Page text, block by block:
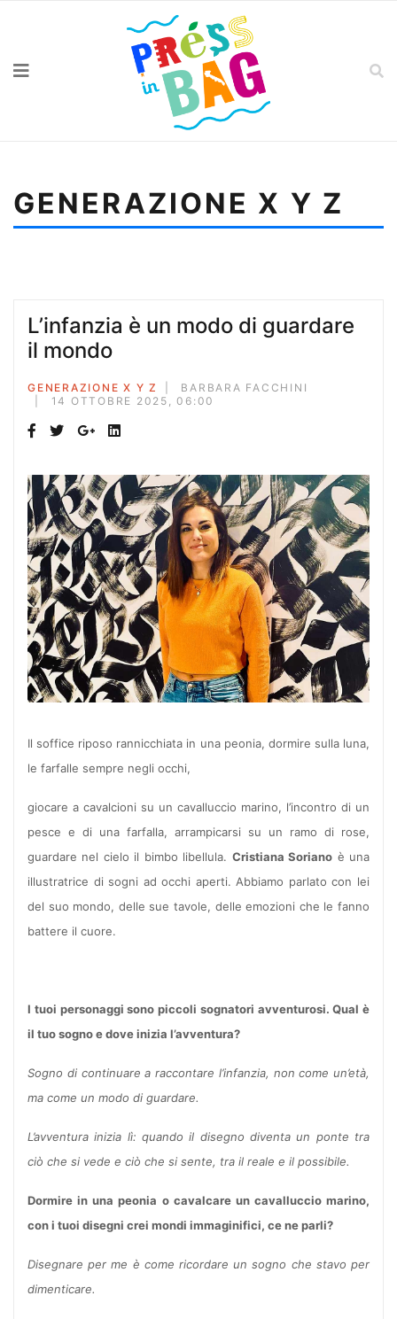
GENERAZIONE X Y Z
L’infanzia è un modo di guardare
il mondo
GENERAZIONE X Y Z
BARBARA FACCHINI
14 OTTOBRE 2025, 06:00
Il soffice riposo rannicchiata in una peonia, dormire sulla luna,
le farfalle sempre negli occhi,
giocare a cavalcioni su un cavalluccio marino, l’incontro di un
pesce e di una farfalla, arrampicarsi su un ramo di rose,
guardare nel cielo il bimbo libellula. Cristiana Soriano è una
illustratrice di sogni ad occhi aperti. Abbiamo parlato con lei
del suo mondo, delle sue tavole, delle emozioni che le fanno
battere il cuore.
I tuoi personaggi sono piccoli sognatori avventurosi. Qual è
il tuo sogno e dove inizia l’avventura?
Sogno di continuare a raccontare l’infanzia, non come un’età,
ma come un modo di guardare.
L’avventura inizia lì: quando il disegno diventa un ponte tra
ciò che si vede e ciò che si sente, tra il reale e il possibile.
Dormire in una peonia o cavalcare un cavalluccio marino,
con i tuoi disegni crei mondi immaginifici, ce ne parli?
Disegnare per me è come ricordare un sogno che stavo per
dimenticare.